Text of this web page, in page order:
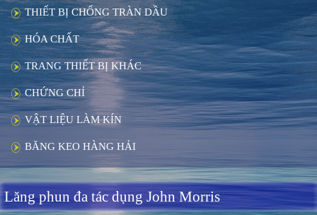
THIẾT BỊ CHỐNG TRÀN DẦU
HÓA CHẤT
TRANG THIẾT BỊ KHÁC
CHỨNG CHỈ
VẬT LIỆU LÀM KÍN
BĂNG KEO HÀNG HẢI
Lăng phun đa tác dụng John Morris